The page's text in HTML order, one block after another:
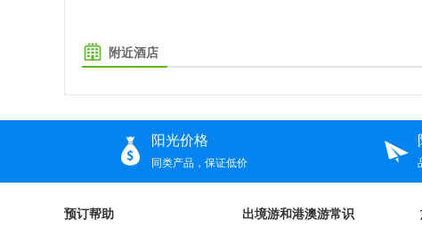
附近酒店
阳光价格
同类产品，保证低价
预订帮助 出境游和港澳游常识